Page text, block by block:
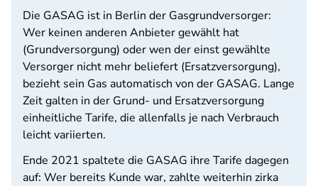
Die GASAG ist in Berlin der Gasgrundversorger:
Wer keinen anderen Anbieter gewählt hat
(Grundversorgung) oder wen der einst gewählte
Versorger nicht mehr beliefert (Ersatzversorgung),
bezieht sein Gas automatisch von der GASAG. Lange
Zeit galten in der Grund- und Ersatzversorgung
einheitliche Tarife, die allenfalls je nach Verbrauch
leicht variierten.
Ende 2021 spaltete die GASAG ihre Tarife dagegen
auf: Wer bereits Kunde war, zahlte weiterhin zirka